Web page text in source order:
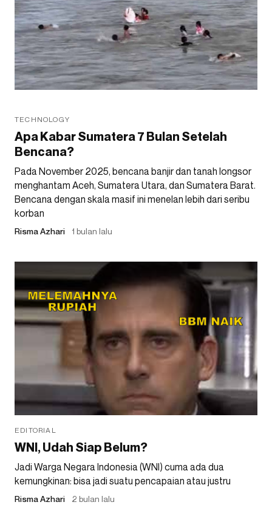
TECHNOLOGY
Apa Kabar Sumatera 7 Bulan Setelah
Bencana?
Pada November 2025, bencana banjir dan tanah longsor
menghantam Aceh, Sumatera Utara, dan Sumatera Barat.
Bencana dengan skala masif ini menelan lebih dari seribu
korban
Risma Azhari 1 bulan lalu
EDITORIAL
WNI, Udah Siap Belum?
Jadi Warga Negara Indonesia (WNI) cuma ada dua
kemungkinan: bisa jadi suatu pencapaian atau justru
Risma Azhari 2 bulan lalu